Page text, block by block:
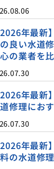
2026年最
良い水道
の業者を
2026年最
修理にお
2026年最新
の水道修